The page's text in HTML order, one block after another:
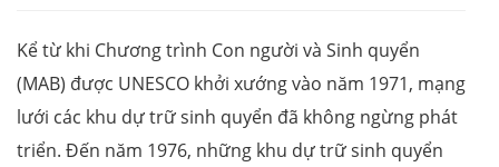
Kể từ khi Chương trình Con người và Sinh quyển
(MAB) được UNESCO khởi xướng vào năm 1971, mạng
lưới các khu dự trữ sinh quyển đã không ngừng phát
triển. Đến năm 1976, những khu dự trữ sinh quyển